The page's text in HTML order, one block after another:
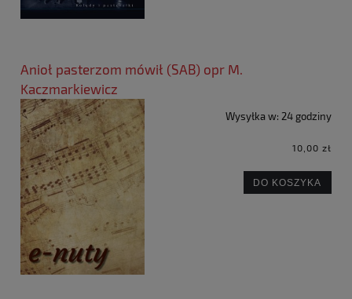
Anioł pasterzom mówił (SAB) opr M.
Kaczmarkiewicz
Wysyłka w: 24 godziny
10,00 zł
DO KOSZYKA